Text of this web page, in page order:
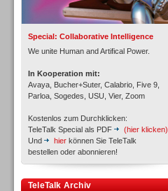
Special: Collaborative Intelligence
We unite Human and Artifical Power.
In Kooperation mit:
Avaya, Bucher+Suter, Calabrio, Five 9,
Parloa, Sogedes, USU, Vier, Zoom
Kostenlos zum Durchklicken:
TeleTalk Special als PDF
(hier klicken)
Und
hier können Sie TeleTalk
bestellen oder abonnieren!
TeleTalk Archiv
Inbound